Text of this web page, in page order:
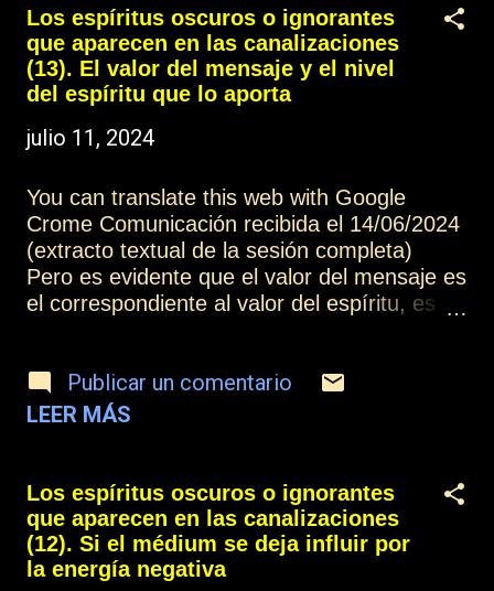
posible ese conocimiento para ponerlo en
práctica en cada paso del camino, porque
solamente a través de la puesta en práctica,
podréis integrarlo realmente en vuestro
aquí [en el plano encarnado]. Otros
oscuros o ignorantes que aparecen en las
canalizaciones (1) Más información: Índice
Contactar o suscribirse Practicar la
mediumnidad
Los espíritus oscuros o ignorantes
que aparecen en las canalizaciones
(13). El valor del mensaje y el nivel
del espíritu que lo aporta
julio 11, 2024
You can translate this web with Google
Crome Comunicación recibida el 14/06/2024
(extracto textual de la sesión completa)
Pero es evidente que el valor del mensaje es
el correspondiente al valor del espíritu, es
información es correcta y el médium la
aprovecha, tiene la oportunidad de hacer
por unos espíritus que, aunque puedan
parecer inteligentes, el nivel de amor no es
elevado, el valor de los mensajes que reciba
y el valor de las influencias que reciba,
Publicar un comentario
LEER MÁS
Los espíritus oscuros o ignorantes
que aparecen en las canalizaciones
(12). Si el médium se deja influir por
la energía negativa